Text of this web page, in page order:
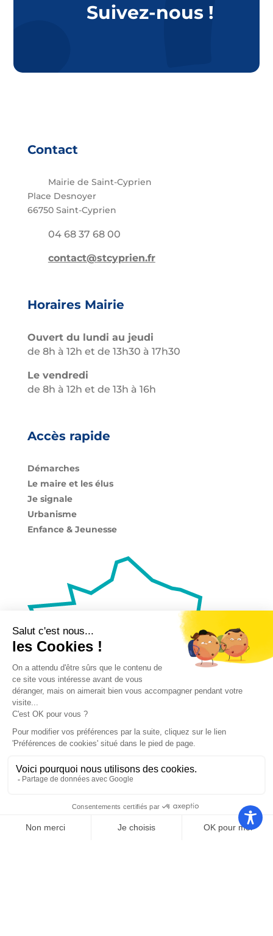
Suivez-nous !
Contact
Mairie de Saint-Cyprien
Place Desnoyer
66750 Saint-Cyprien
04 68 37 68 00
contact@stcyprien.fr
Horaires Mairie
Ouvert du lundi au jeudi
de 8h à 12h et de 13h30 à 17h30
Le vendredi
de 8h à 12h et de 13h à 16h
Accès rapide
Démarches
Le maire et les élus
Je signale
Urbanisme
Enfance & Jeunesse
Nos autres sites